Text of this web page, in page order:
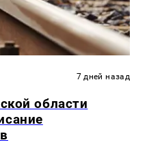
7 дней назад
области